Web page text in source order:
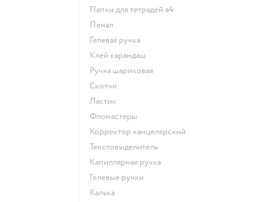
Папки для тетрадей а4
Пенал
Гелевая ручка
Клей карандаш
Ручка шариковая
Скотчи
Ластик
Фломастеры
Корректор канцелярский
Текстовыделитель
Капиллярная ручка
Гелевые ручки
Калька